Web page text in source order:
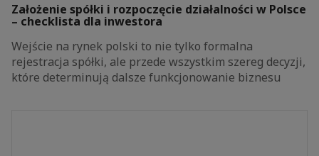
Założenie spółki i rozpoczęcie działalności w Polsce
– checklista dla inwestora
Wejście na rynek polski to nie tylko formalna
rejestracja spółki, ale przede wszystkim szereg decyzji,
które determinują dalsze funkcjonowanie biznesu